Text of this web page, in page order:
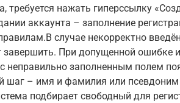
требуется нажать гиперссылку
аккаунта – заполнение
случае некорректно
завершить. При допущенной ошибке
неправильно заполненным полем
шаг – имя и фамилия или псевдоним
подбирает свободный для